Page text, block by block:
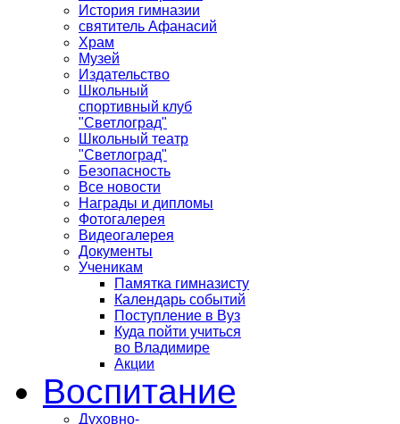
История гимназии
святитель Афанасий
Храм
Музей
Издательство
Школьный
спортивный клуб
"Светлоград"
Школьный театр
"Светлоград"
Безопасность
Все новости
Награды и дипломы
Фотогалерея
Видеогалерея
Документы
Ученикам
Памятка гимназисту
Календарь событий
Поступление в Вуз
Куда пойти учиться
во Владимире
Акции
Воспитание
Духовно-